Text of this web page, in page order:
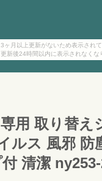
ヶ月以上更新がないため表示されて
新後24時間以内に表示されなくな
用 取り替え
ルス 風邪
清潔